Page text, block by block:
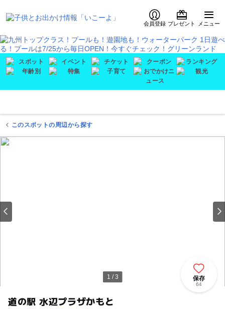
会員登録 プレゼント メニュー
このスポットの周辺から探す
1 / 3
道の駅 水辺プラザかもと
保存
64